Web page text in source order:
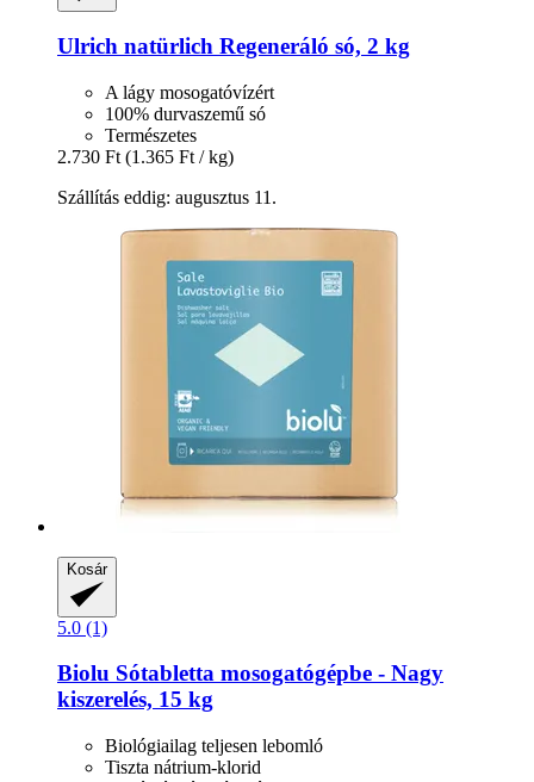
Ulrich natürlich Regeneráló só, 2 kg
A lágy mosogatóvízért
100% durvaszemű só
Természetes
2.730 Ft (1.365 Ft / kg)
Szállítás eddig: augusztus 11.
Kosár
5.0 (1)
Biolu Sótabletta mosogatógépbe -​ Nagy
kiszerelés, 15 kg
Biológiailag teljesen lebomló
Tiszta nátrium-klorid